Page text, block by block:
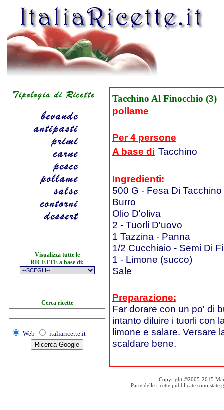
Visualizza tutte le
RICETTE a base di:
Cerca ricette
Web italiaricette.it
Tacchino Al Finocchio (3)
pollame
Per 4 persone
A base di Tacchino
Ingredienti:
500 G - Fesa Di
Burro
Olio D'oliva
2 - Tuorli D'uovo
1 Tazzina - Panna
1/2 Cucchiaio - Semi Di
1 - Limone (succo)
Sale
Preparazione:
Far dorare con un po' di
intanto diluire i tuorli con
limone e salare. Versare
scaldare bene.
Copyright ©2005-2015
Parte delle ricette pubblicate sono state